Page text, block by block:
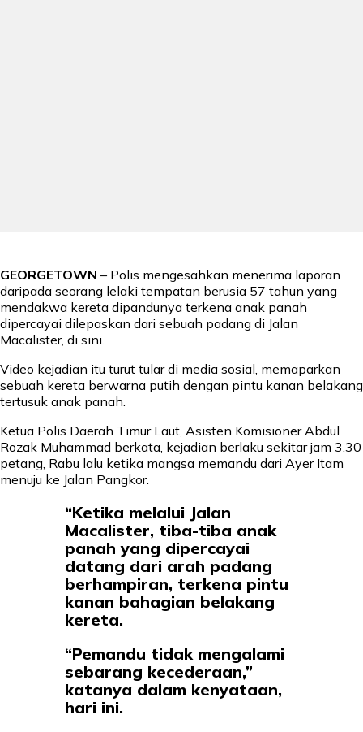
GEORGETOWN – Polis mengesahkan menerima laporan
daripada seorang lelaki tempatan berusia 57 tahun yang
mendakwa kereta dipandunya terkena anak panah
dipercayai dilepaskan dari sebuah padang di Jalan
Macalister, di sini.
Video kejadian itu turut tular di media sosial, memaparkan
sebuah kereta berwarna putih dengan pintu kanan belakang
tertusuk anak panah.
Ketua Polis Daerah Timur Laut, Asisten Komisioner Abdul
Rozak Muhammad berkata, kejadian berlaku sekitar jam 3.30
petang, Rabu lalu ketika mangsa memandu dari Ayer Itam
menuju ke Jalan Pangkor.
“Ketika melalui Jalan
Macalister, tiba-tiba anak
panah yang dipercayai
datang dari arah padang
berhampiran, terkena pintu
kanan bahagian belakang
kereta.
“Pemandu tidak mengalami
sebarang kecederaan,”
katanya dalam kenyataan,
hari ini.